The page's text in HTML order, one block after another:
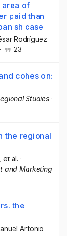
area of
paid than
case
Rodríguez
· 23
cohesion:
Studies ·
the regional
, et al. ·
and Marketing
the
Antonio